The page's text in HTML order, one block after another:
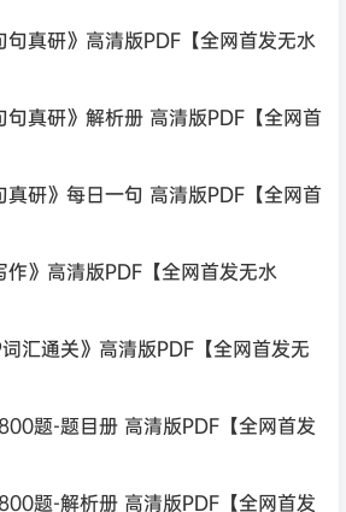
真研》高清版PDF【全网首发无水
真研》解析册 高清版PDF【全网首
研》每日一句 高清版PDF【全网首
》高清版PDF【全网首发无水
汇通关》高清版PDF【全网首发无
题-题目册 高清版PDF【全网首发
题-解析册 高清版PDF【全网首发